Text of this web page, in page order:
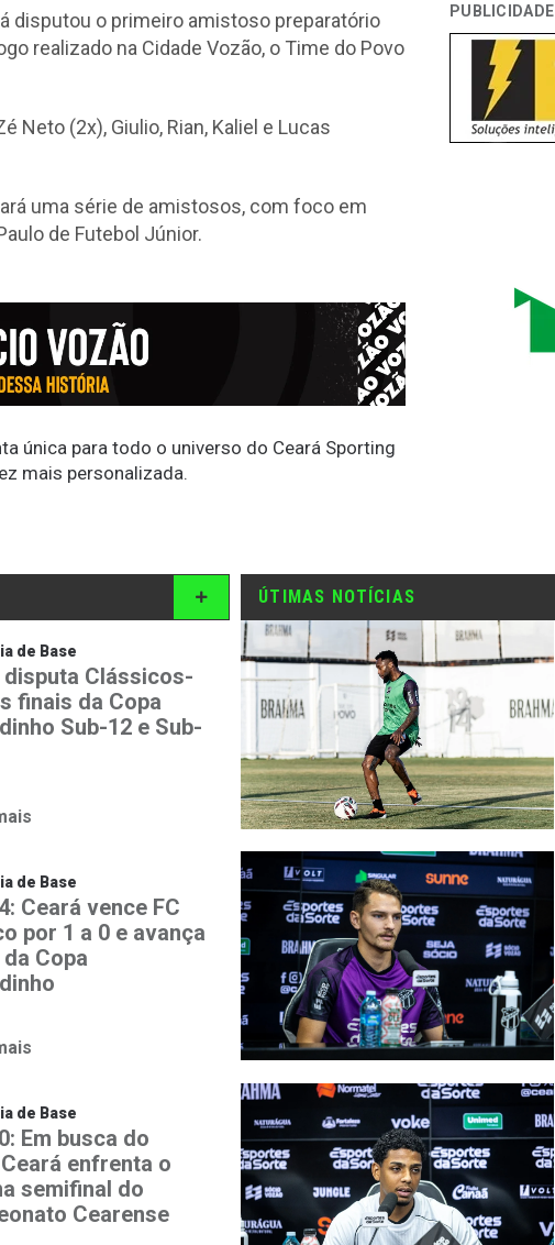
disputou o primeiro amistoso preparatório
realizado na Cidade Vozão, o Time do Povo
Neto (2x), Giulio, Rian, Kaliel e Lucas
uma série de amistosos, com foco em
de Futebol Júnior.
única para todo o universo do Ceará Sporting
mais personalizada.
PUBLICIDADE
de Base
disputa Clássicos-
finais da Copa
Sub-12 e Sub-
de Base
Ceará vence FC
por 1 a 0 e avança
Copa
de Base
Em busca do
enfrenta o
semifinal do
Cearense
ÚTIMAS NOTÍCIAS